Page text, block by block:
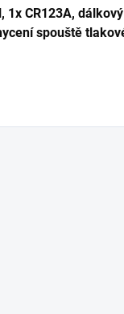
CR123A,
spouště